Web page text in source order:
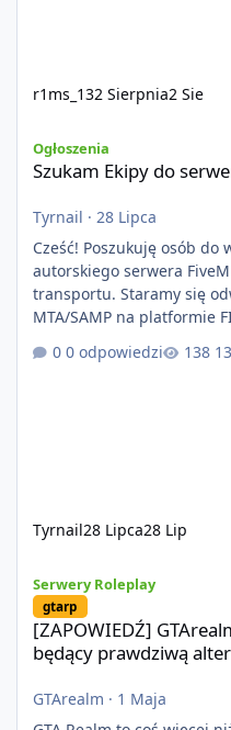
r1ms_132 Sierpnia2 Sie
Ogłoszenia
Szukam Ekipy do
Tyrnail · 28 Lipca
Cześć! Poszukuję osób do współtworzenia TRUCK RPG -
autorskiego serwera
transportu. Staramy się
MTA/SAMP na platformie
kontentu dla graczy
jeździć ciężarówką. Projekt tworzony jest od podstaw z
0 odpowiedzi
Tyrnail28 Lipca28 Lip
Serwery Roleplay
gtarp
[ZAPOWIEDŹ]
będący prawdziwą
GTArealm · 1 Maja